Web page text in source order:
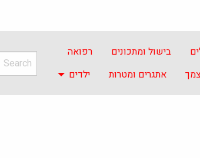
בישול ומתכונים
רפואה
אתגרים ומטרות ילדים